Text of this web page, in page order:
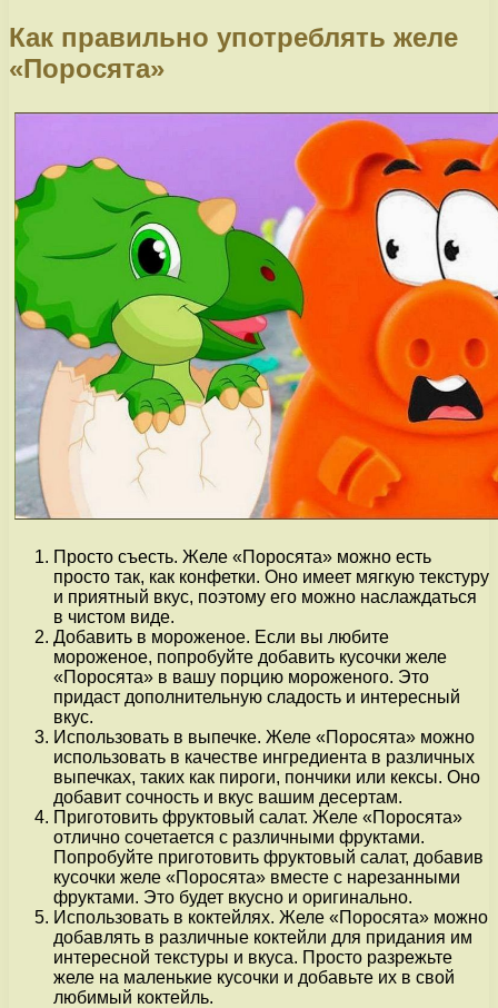
Как правильно употреблять желе
«Поросята»
Просто съесть. Желе «Поросята» можно есть
просто так, как конфетки. Оно имеет мягкую текстуру
и приятный вкус, поэтому его можно наслаждаться
в чистом виде.
Добавить в мороженое. Если вы любите
мороженое, попробуйте добавить кусочки желе
«Поросята» в вашу порцию мороженого. Это
придаст дополнительную сладость и интересный
вкус.
Использовать в выпечке. Желе «Поросята» можно
использовать в качестве ингредиента в различных
выпечках, таких как пироги, пончики или кексы. Оно
добавит сочность и вкус вашим десертам.
Приготовить фруктовый салат. Желе «Поросята»
отлично сочетается с различными фруктами.
Попробуйте приготовить фруктовый салат, добавив
кусочки желе «Поросята» вместе с нарезанными
фруктами. Это будет вкусно и оригинально.
Использовать в коктейлях. Желе «Поросята» можно
добавлять в различные коктейли для придания им
интересной текстуры и вкуса. Просто разрежьте
желе на маленькие кусочки и добавьте их в свой
любимый коктейль.